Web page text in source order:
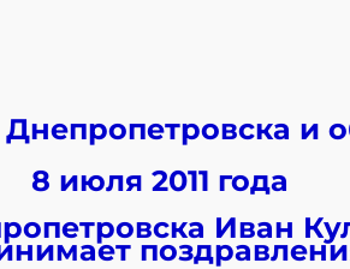
и
8 июля 2011 года
Иван